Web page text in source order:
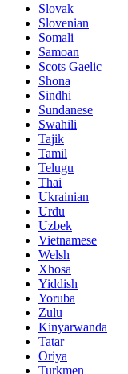
Slovak
Slovenian
Somali
Samoan
Scots Gaelic
Shona
Sindhi
Sundanese
Swahili
Tajik
Tamil
Telugu
Thai
Ukrainian
Urdu
Uzbek
Vietnamese
Welsh
Xhosa
Yiddish
Yoruba
Zulu
Kinyarwanda
Tatar
Oriya
Turkmen